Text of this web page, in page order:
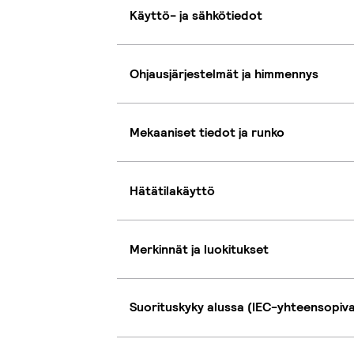
Käyttö- ja sähkötiedot
Ohjausjärjestelmät ja himmennys
Mekaaniset tiedot ja runko
Hätätilakäyttö
Merkinnät ja luokitukset
Suorituskyky alussa (IEC-